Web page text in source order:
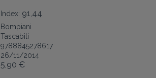
Index: 91,44
Bompiani
Tascabili
9788845278617
26/11/2014
5,90 €